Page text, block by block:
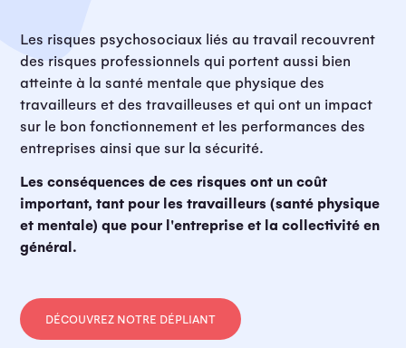
Les risques psychosociaux liés au travail recouvrent
des risques professionnels qui portent aussi bien
atteinte à la santé mentale que physique des
travailleurs et des travailleuses et qui ont un impact
sur le bon fonctionnement et les performances des
entreprises ainsi que sur la sécurité.
Les conséquences de ces risques ont un coût
important, tant pour les travailleurs (santé physique
et mentale) que pour l'entreprise et la collectivité en
général.
DÉCOUVREZ NOTRE DÉPLIANT